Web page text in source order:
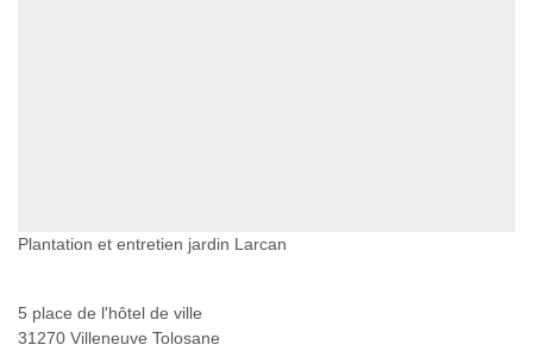
Plantation et entretien jardin Larcan
5 place de l'hôtel de ville
31270 Villeneuve Tolosane